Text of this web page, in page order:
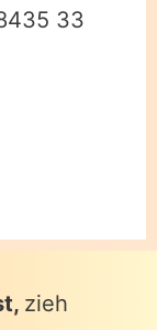
33
zieh